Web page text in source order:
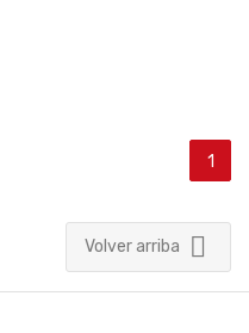
1
Volver arriba 